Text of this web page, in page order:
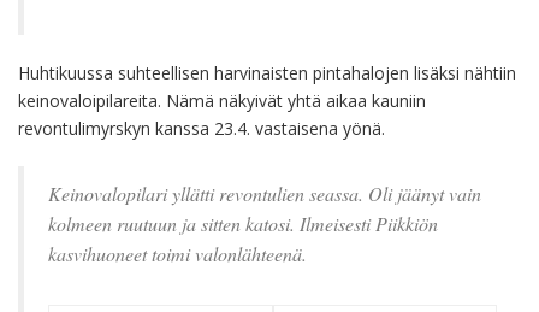
Huhtikuussa suhteellisen harvinaisten pintahalojen lisäksi nähtiin
keinovaloipilareita. Nämä näkyivät yhtä aikaa kauniin
revontulimyrskyn kanssa 23.4. vastaisena yönä.
Keinovalopilari yllätti revontulien seassa. Oli jäänyt vain
kolmeen ruutuun ja sitten katosi. Ilmeisesti Piikkiön
kasvihuoneet toimi valonlähteenä.